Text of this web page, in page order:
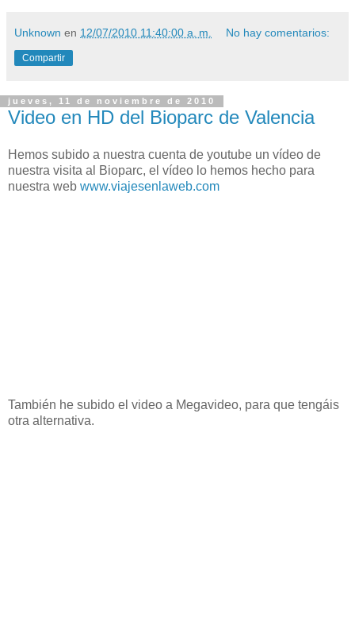
Unknown en 12/07/2010 11:40:00 a. m. No hay comentarios:
Compartir
jueves, 11 de noviembre de 2010
Video en HD del Bioparc de Valencia
Hemos subido a nuestra cuenta de youtube un vídeo de
nuestra visita al Bioparc, el vídeo lo hemos hecho para
nuestra web www.viajesenlaweb.com
También he subido el video a Megavideo, para que tengáis
otra alternativa.